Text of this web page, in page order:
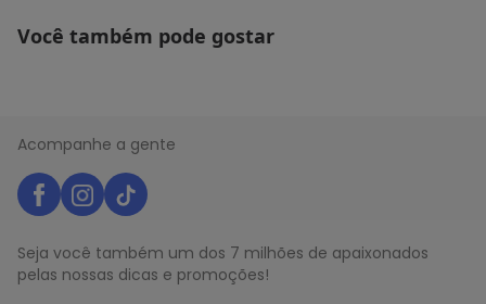
Você também pode gostar
Acompanhe a gente
Seja você também um dos 7 milhões de apaixonados
pelas nossas dicas e promoções!